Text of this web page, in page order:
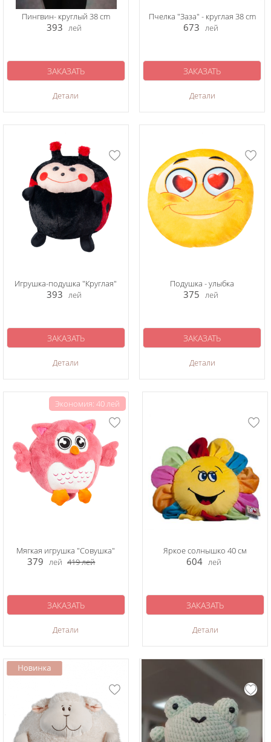
Пингвин- круглый 38 cm
393 лей
Детали
ЗАКАЗАТЬ
Пчелка "Заза" - круглая 38 cm
673 лей
Детали
ЗАКАЗАТЬ
Игрушка-подушка "Круглая"
393 лей
Детали
ЗАКАЗАТЬ
Подушка - улыбка
375 лей
Детали
ЗАКАЗАТЬ
Экономия: 40 лей
Мягкая игрушка "Совушка"
379 лей 419лей
Детали
ЗАКАЗАТЬ
Яркое солнышко 40 см
604 лей
Детали
ЗАКАЗАТЬ